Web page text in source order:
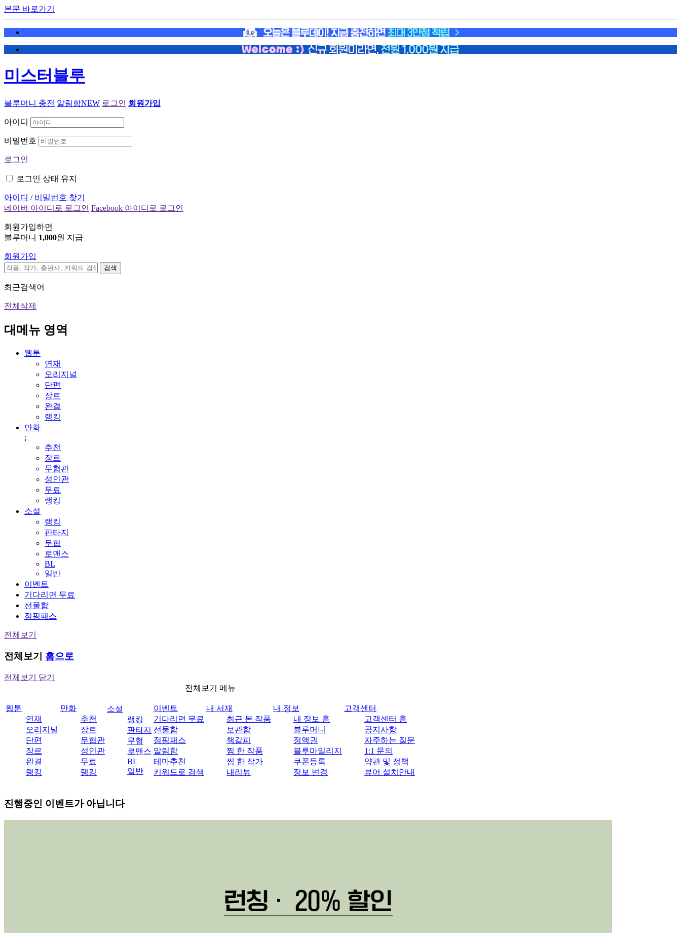
본문 바로가기
미스터블루
블루머니 충전 알림함NEW 로그인 회원가입
아이디
비밀번호
로그인
로그인 상태 유지
아이디 / 비밀번호 찾기
네이버 아이디로 로그인 Facebook 아이디로 로그인
회원가입하면
블루머니 1,000원 지급
회원가입
검색
최근검색어
전체삭제
대메뉴 영역
웹툰
연재
오리지널
단편
장르
완결
랭킹
만화
;
추천
장르
무협관
성인관
무료
랭킹
소설
랭킹
판타지
무협
로맨스
BL
일반
이벤트
기다리면 무료
선물함
점핑패스
전체보기
전체보기 홈으로
전체보기 닫기
전체보기 메뉴
웹툰
연재
오리지널
단편
장르
완결
랭킹
만화
추천
장르
무협관
성인관
무료
랭킹
소설
랭킹
판타지
무협
로맨스
BL
일반
이벤트
기다리면 무료
선물함
점핑패스
알림함
테마추천
키워드로 검색
내 서재
최근 본 작품
보관함
책갈피
찜 한 작품
찜 한 작가
내리뷰
내 정보
내 정보 홈
블루머니
정액권
블루마일리지
쿠폰등록
정보 변경
고객센터
고객센터 홈
공지사항
자주하는 질문
1:1 문의
약관 및 정책
뷰어 설치안내
진행중인 이벤트가 아닙니다